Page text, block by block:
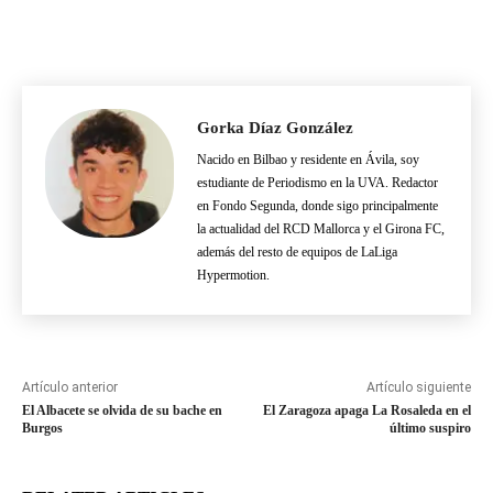
Gorka Díaz González
Nacido en Bilbao y residente en Ávila, soy
estudiante de Periodismo en la UVA. Redactor
en Fondo Segunda, donde sigo principalmente
la actualidad del RCD Mallorca y el Girona FC,
además del resto de equipos de LaLiga
Hypermotion.
Artículo anterior
El Albacete se olvida de su bache en
Burgos
Artículo siguiente
El Zaragoza apaga La Rosaleda en el
último suspiro